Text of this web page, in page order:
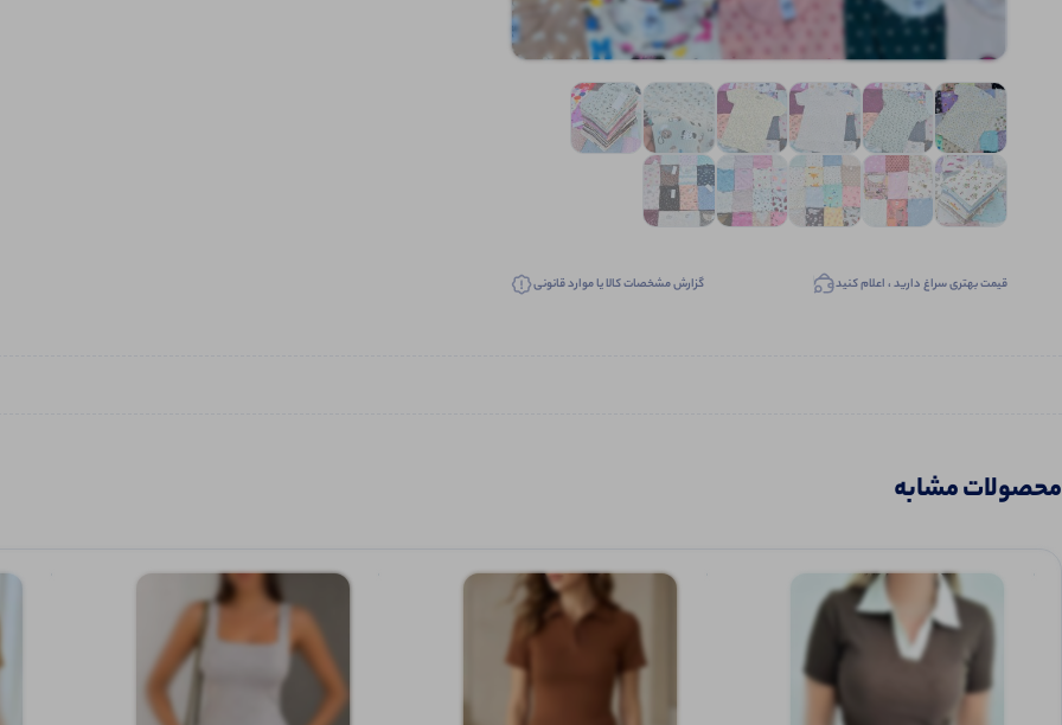
قیمت بهتری سراغ دارید ، اعلام کنید گزارش مشخصات کالا یا موارد قانونی
محصولات مشابه